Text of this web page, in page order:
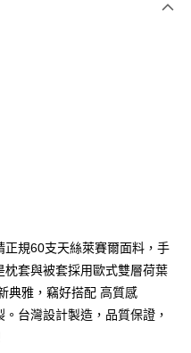
永豐商業銀行
中國信託商業銀行
規60支天絲萊賽爾面料，手
套與被套採用歐式雙層荷葉
典雅，竊好搭配 高質感
台灣設計製造，品質保證，